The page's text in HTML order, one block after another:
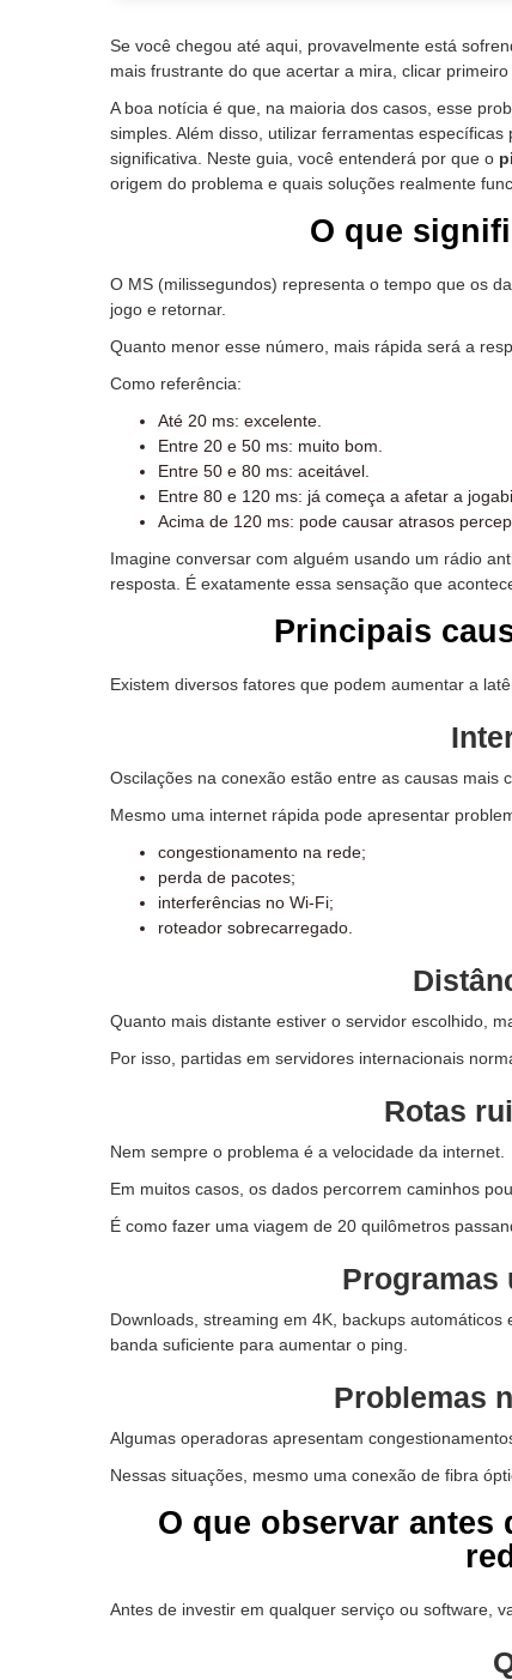
Se você chegou até aqui, provavelmente está
mais frustrante do que acertar a mira, clicar
A boa notícia é que, na maioria dos casos, esse
simples. Além disso, utilizar ferramentas
significativa. Neste guia, você entenderá por que o
origem do problema e quais soluções realmente
O que
O MS (milissegundos) representa o tempo que os
jogo e retornar.
Quanto menor esse número, mais rápida será a
Como referência:
Até 20 ms: excelente.
Entre 20 e 50 ms: muito bom.
Entre 50 e 80 ms: aceitável.
Entre 80 e 120 ms: já começa a afetar a
Acima de 120 ms: pode causar atrasos
Imagine conversar com alguém usando um rádio
resposta. É exatamente essa sensação que
Principais
Existem diversos fatores que podem aumentar a
Oscilações na conexão estão entre as causas mais
Mesmo uma internet rápida pode apresentar
congestionamento na rede;
perda de pacotes;
interferências no Wi-Fi;
roteador sobrecarregado.
Quanto mais distante estiver o servidor escolhido,
Por isso, partidas em servidores internacionais
Rotas
Nem sempre o problema é a velocidade da internet.
Em muitos casos, os dados percorrem caminhos
É como fazer uma viagem de 20 quilômetros
Programas
Downloads, streaming em 4K, backups
banda suficiente para aumentar o ping.
Problemas
Algumas operadoras apresentam
Nessas situações, mesmo uma conexão de fibra
O que observar antes
Antes de investir em qualquer serviço ou software,